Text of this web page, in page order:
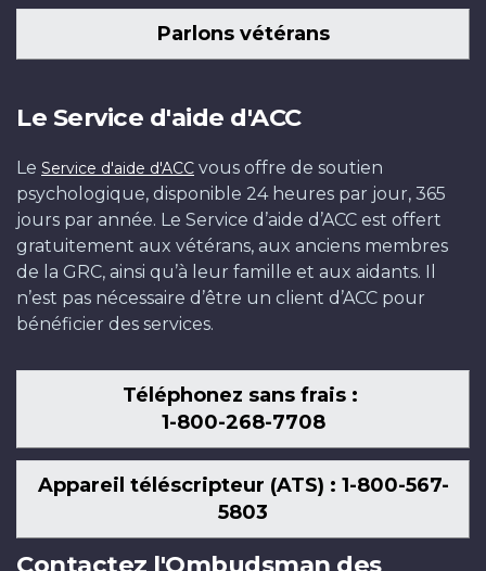
Parlons vétérans
Le Service d'aide d'ACC
Le Service d'aide d'ACC vous offre de soutien
psychologique, disponible 24 heures par jour, 365
jours par année. Le Service d’aide d’ACC est offert
gratuitement aux vétérans, aux anciens membres
de la GRC, ainsi qu’à leur famille et aux aidants. Il
n’est pas nécessaire d’être un client d’ACC pour
bénéficier des services.
Téléphonez sans frais :
1-800-268-7708
Appareil téléscripteur (ATS) : 1-800-567-
5803
Contactez l'Ombudsman des